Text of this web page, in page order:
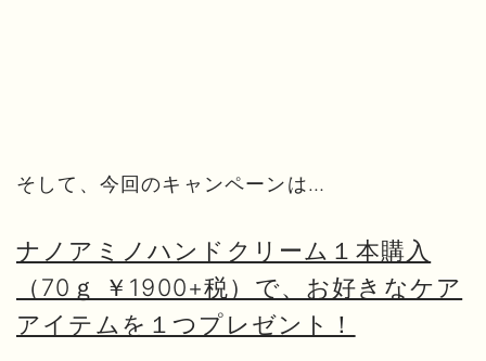
そして、今回のキャンペーンは…
ナノアミノハンドクリーム１本購入
（70ｇ ￥1900+税）で、お好きなケア
アイテムを１つプレゼント！